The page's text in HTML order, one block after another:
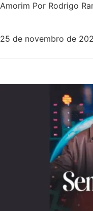
Amorim Por Rodrigo
25 de novembro de